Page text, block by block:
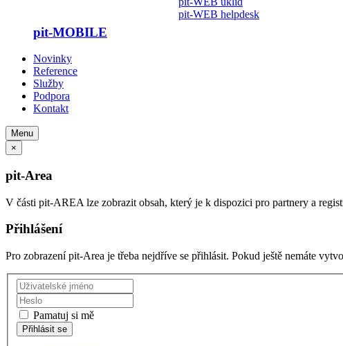
pit-WEB helpdesk
pit-MOBILE
Novinky
Reference
Služby
Podpora
Kontakt
Menu
×
pit-Area
V části pit-AREA lze zobrazit obsah, který je k dispozici pro partnery a
Přihlášení
Pro zobrazení pit-Area je třeba nejdříve se přihlásit. Pokud ještě nemáte
Pamatuj si mě